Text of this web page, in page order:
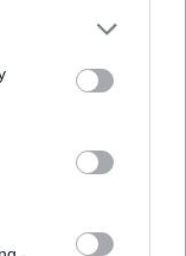
or more Google
You may click to
party tags to
in below Google
ősszel
(az első évad
vagy a
csak hogy